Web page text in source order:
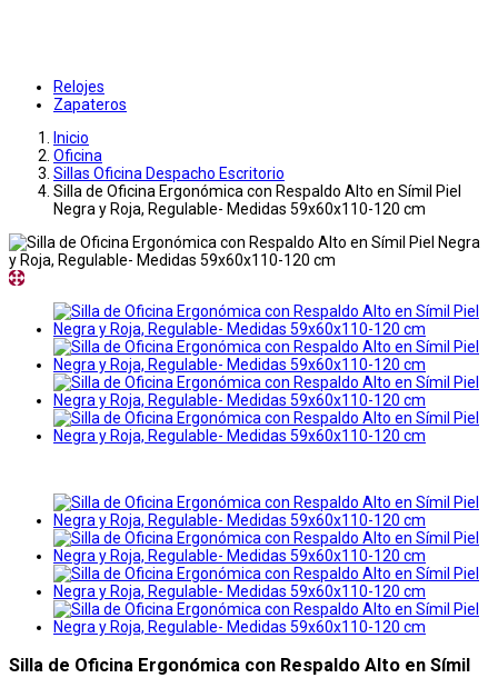
Relojes
Zapateros
Inicio
Oficina
Sillas Oficina Despacho Escritorio
Silla de Oficina Ergonómica con Respaldo Alto en Símil Piel
Negra y Roja, Regulable- Medidas 59x60x110-120 cm
Silla de Oficina Ergonómica con Respaldo Alto en Símil